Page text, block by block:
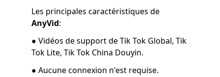
Les principales caractéristiques de
AnyVid:
● Vidéos de support de Tik Tok Global, Tik
Tok Lite, Tik Tok China Douyin.
● Aucune connexion n'est requise.